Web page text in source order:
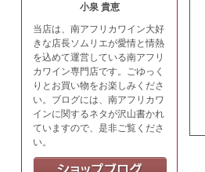
小泉 貴恵
当店は、南アフリカワイン大好
きな店長ソムリエが愛情と情熱
を込めて運営している南アフリ
カワイン専門店です。ごゆっく
りとお買い物をお楽しみくださ
い。ブログには、南アフリカワ
インに関するネタが沢山書かれ
ていますので、是非ご覧くださ
い。